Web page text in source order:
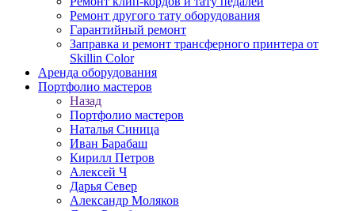
Ремонт другого тату оборудования
Гарантийный ремонт
Заправка и ремонт трансферного принтера от
Skillin Color
Аренда оборудования
Портфолио мастеров
Назад
Портфолио мастеров
Наталья Синица
Иван Барабаш
Кирилл Петров
Алексей Ч
Дарья Север
Александр Моляков